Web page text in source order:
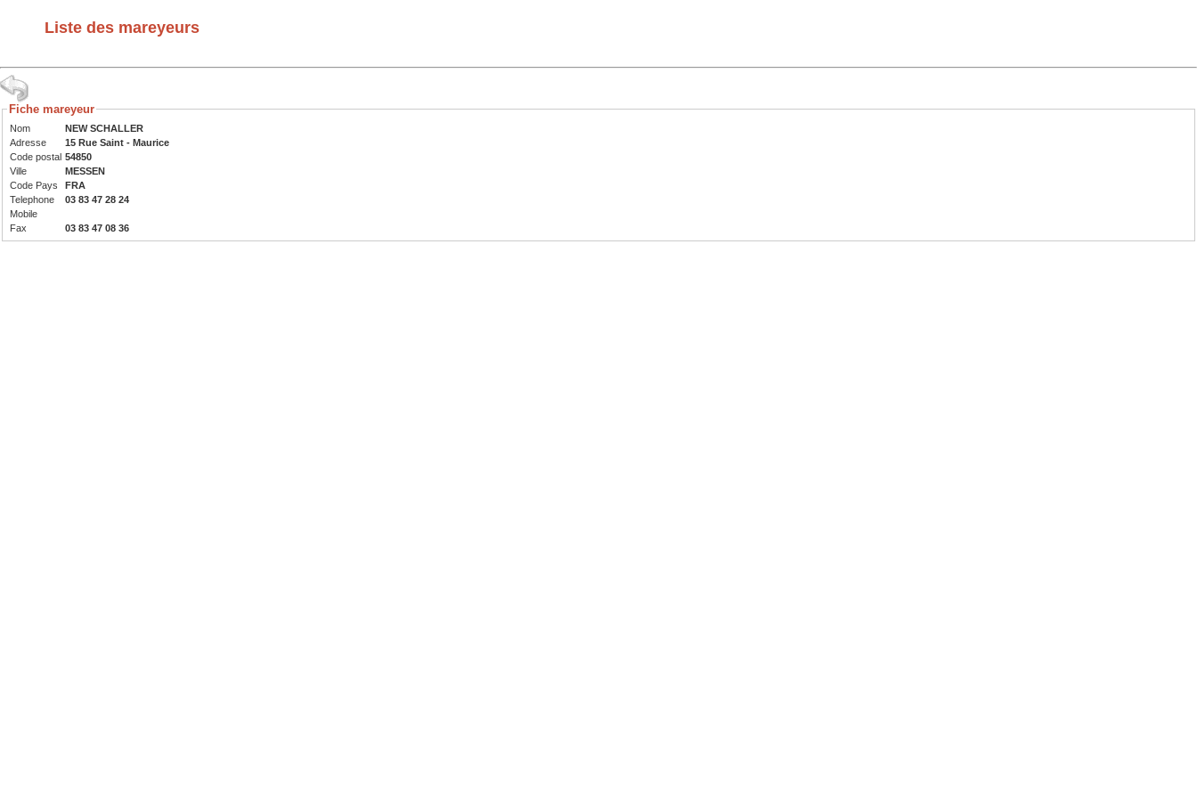
Liste des mareyeurs
Fiche mareyeur
Nom
NEW SCHALLER
Adresse
15 Rue Saint - Maurice
Code postal 54850
Ville
MESSEN
Code Pays
FRA
Telephone
03 83 47 28 24
Mobile
Fax
03 83 47 08 36